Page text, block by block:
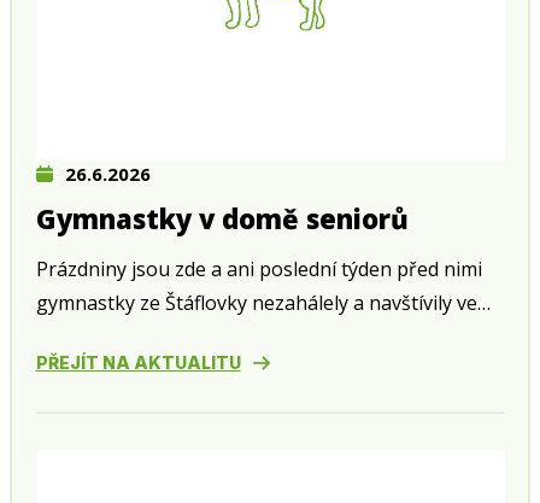
26.6.2026
Gymnastky v domě seniorů
Prázdniny jsou zde a ani poslední týden před nimi
gymnastky ze Štáflovky nezahálely a navštívily ve
v Husově ulici.
PŘEJÍT NA AKTUALITU